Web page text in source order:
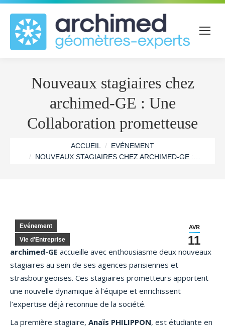
Nouveaux stagiaires chez
archimed-GE : Une
Collaboration prometteuse
ACCUEIL
EVÉNEMENT
NOUVEAUX STAGIAIRES CHEZ ARCHIMED-GE :…
AVR
11
Evénement
Vie d'Entreprise
archimed-GE accueille avec enthousiasme deux nouveaux
stagiaires au sein de ses agences parisiennes et
strasbourgeoises. Ces stagiaires prometteurs apportent
une nouvelle dynamique à l’équipe et enrichissent
l’expertise déjà reconnue de la société.
La première stagiaire, Anaïs PHILIPPON, est étudiante en